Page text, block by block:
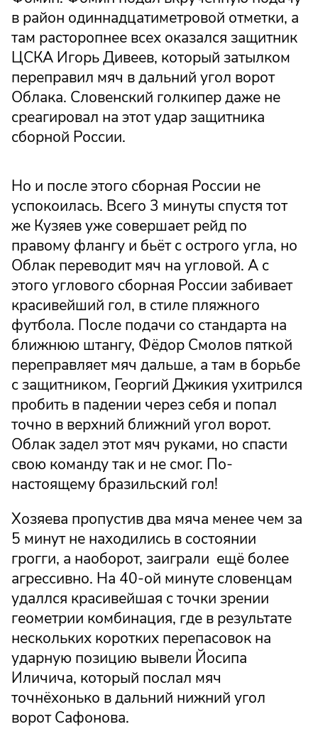
в район одиннадцатиметровой отметки, а
там расторопнее всех оказался защитник
ЦСКА Игорь Дивеев, который затылком
переправил мяч в дальний угол ворот
Облака. Словенский голкипер даже не
среагировал на этот удар защитника
сборной России.
Но и после этого сборная России не
успокоилась. Всего 3 минуты спустя тот
же Кузяев уже совершает рейд по
правому флангу и бьёт с острого угла, но
Облак переводит мяч на угловой. А с
этого углового сборная России забивает
красивейший гол, в стиле пляжного
футбола. После подачи со стандарта на
ближнюю штангу, Фёдор Смолов пяткой
переправляет мяч дальше, а там в борьбе
с защитником, Георгий Джикия ухитрился
пробить в падении через себя и попал
точно в верхний ближний угол ворот.
Облак задел этот мяч руками, но спасти
свою команду так и не смог. По-
настоящему бразильский гол!
Хозяева пропустив два мяча менее чем за
5 минут не находились в состоянии
грогги, а наоборот, заиграли ещё более
агрессивно. На 40-ой минуте словенцам
удаллся красивейшая с точки зрении
геометрии комбинация, где в результате
нескольких коротких перепасовок на
ударную позицию вывели Йосипа
Иличича, который послал мяч
точнёхонько в дальний нижний угол
ворот Сафонова.